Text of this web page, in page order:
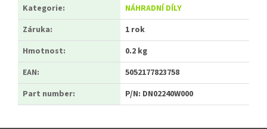
Kategorie:
NÁHRADNÍ DÍLY
Záruka:
1 rok
Hmotnost:
0.2 kg
EAN:
5052177823758
Part number: P/N: DN02240W000